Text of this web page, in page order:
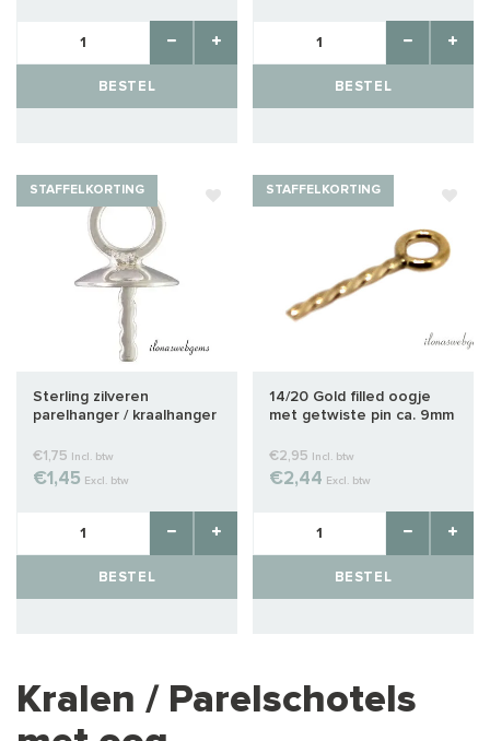
BESTEL BESTEL
STAFFELKORTING
Sterling zilveren
parelhanger / kraalhanger
€1,75 Incl. btw
€1,45 Excl. btw
BESTEL
STAFFELKORTING
14/20 Gold filled oogje
met getwiste pin ca. 9mm
€2,95 Incl. btw
€2,44 Excl. btw
BESTEL
Kralen / Parelschotels